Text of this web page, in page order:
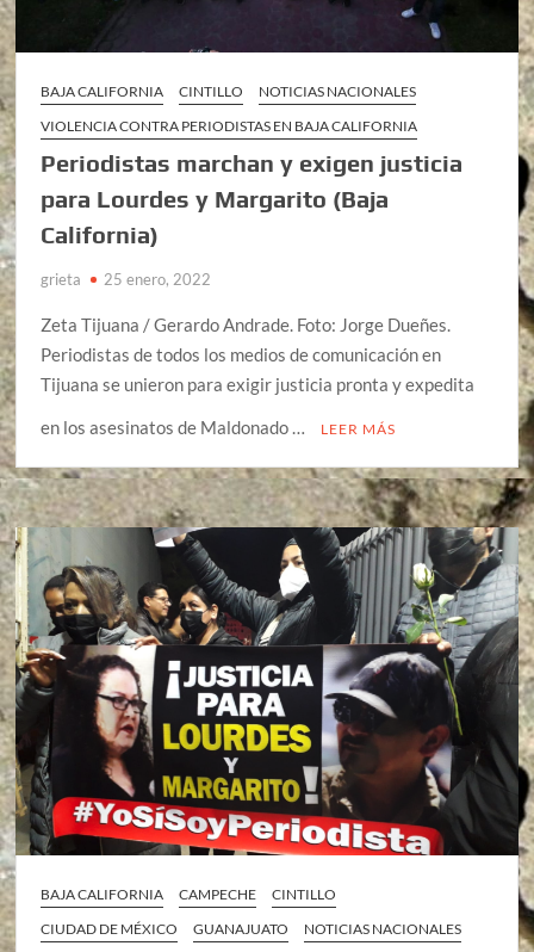
BAJA CALIFORNIA CINTILLO
NOTICIAS NACIONALES
VIOLENCIA CONTRA PERIODISTAS EN BAJA CALIFORNIA
Periodistas marchan y exigen justicia
para Lourdes y Margarito (Baja
California)
grieta 25 enero, 2022
Zeta Tijuana / Gerardo Andrade. Foto: Jorge Dueñes.
Periodistas de todos los medios de comunicación en
Tijuana se unieron para exigir justicia pronta y expedita
en los asesinatos de Maldonado …
LEER MÁS
BAJA CALIFORNIA CAMPECHE
CINTILLO
CIUDAD DE MÉXICO
GUANAJUATO
NOTICIAS NACIONALES